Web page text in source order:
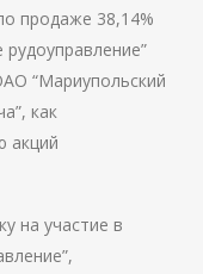
продаже 38,14%
“Мариупольский
как
акций
на участие в